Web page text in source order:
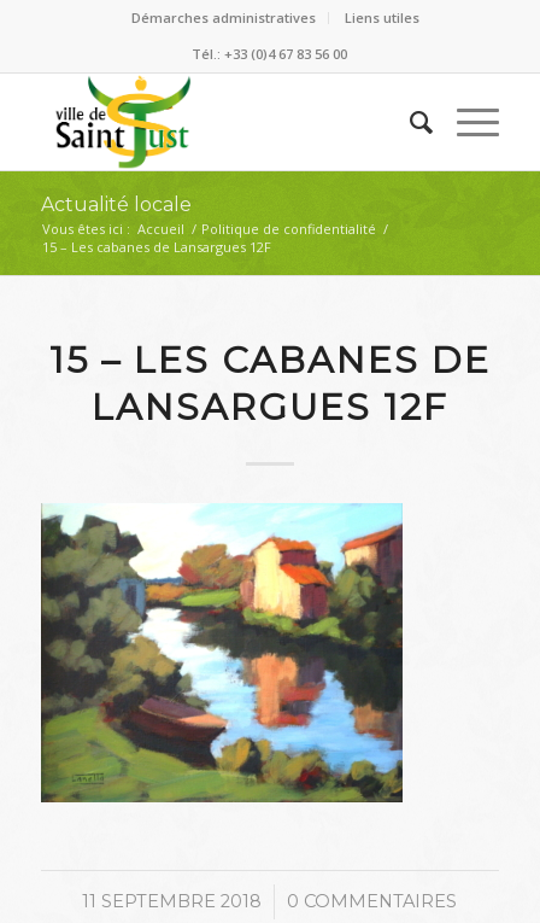
Démarches administratives
Liens utiles
Tél.: +33 (0)4 67 83 56 00
Actualité locale
Vous êtes ici : Accueil / Politique de confidentialité /
15 – Les cabanes de Lansargues 12F
15 – LES CABANES DE
LANSARGUES 12F
11 SEPTEMBRE 2018
/ 0 COMMENTAIRES